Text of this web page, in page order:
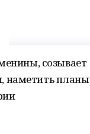
созывает
наметить планы